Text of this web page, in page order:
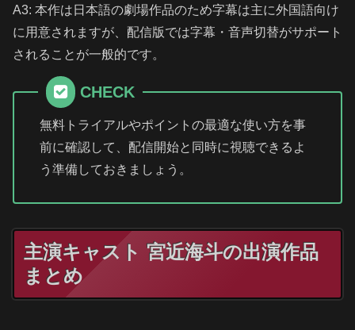
A3: 本作は日本語の劇場作品のため字幕は主に外国語向け
に用意されますが、配信版では字幕・音声切替がサポート
されることが一般的です。
CHECK
無料トライアルやポイントの最適な使い方を事
前に確認して、配信開始と同時に視聴できるよ
う準備しておきましょう。
主演キャスト 宮近海斗の出演作品
まとめ